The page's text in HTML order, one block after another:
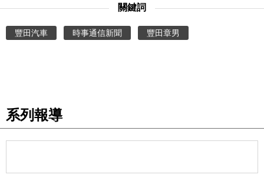
家庭
醫療健康
東京
編輯部通知
關鍵詞
豐田汽車 時事通信新聞 豐田章男
系列報導